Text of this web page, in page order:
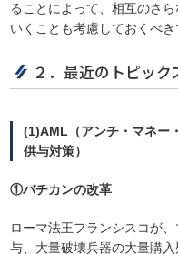
ることによって、相互のさ
いくことも考慮しておくべき
２．最近のトピック
(1)AML（アンチ・マネー
供与対策）
①バチカンの改革
ローマ法王フランシスコが
与、大量破壊兵器の大量購